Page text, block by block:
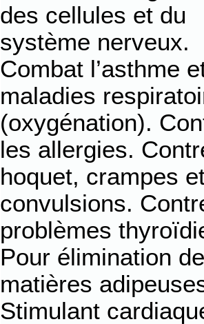
des cellules et du
système nerveux.
Combat l’asthme
maladies
(oxygénation).
les allergies.
hoquet, crampes
convulsions.
problèmes
Pour élimination
matières
Stimulant